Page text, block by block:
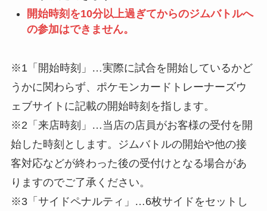
開始時刻を10分以上過ぎてからのジムバトルへ
の参加はできません。
※1「開始時刻」…実際に試合を開始しているかど
うかに関わらず、ポケモンカードトレーナーズウ
ェブサイトに記載の開始時刻を指します。
※2「来店時刻」…当店の店員がお客様の受付を開
始した時刻とします。ジムバトルの開始や他の接
客対応などが終わった後の受付けとなる場合があ
りますのでご了承ください。
※3「サイドペナルティ」…6枚サイドをセットし